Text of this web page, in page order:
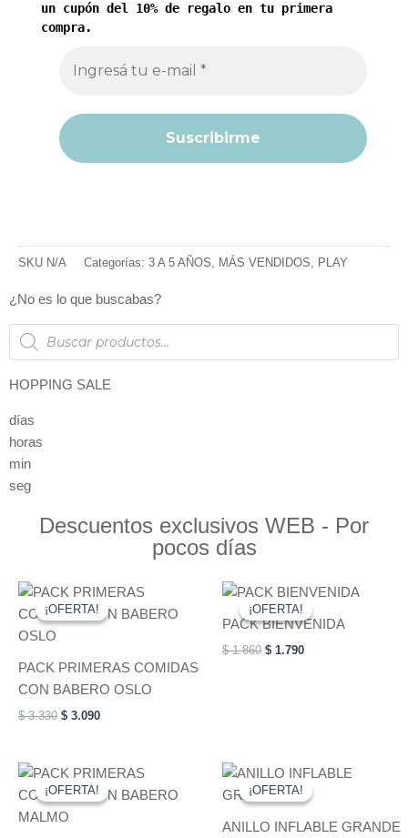
un cupón del 10% de regalo en tu primera
compra.
SKU N/A Categorías: 3 A 5 AÑOS, MÁS VENDIDOS, PLAY
¿No es lo que buscabas?
Products
search
HOPPING SALE
días
horas
min
seg
Descuentos exclusivos WEB - Por
pocos días
¡OFERTA!
¡OFERTA!
PACK PRIMERAS COMIDAS
CON BABERO OSLO
$3.330
Original
price
was:
$ 3.090
Current
is:
¡OFERTA!
¡OFERTA!
PACK BIENVENIDA
$1.860
Original
price
was:
$ 1.790
Current
is:
¡OFERTA!
¡OFERTA!
Original
price
was:
$ 2.570.
Current
is:
¡OFERTA!
¡OFERTA!
ANILLO INFLABLE GRANDE
Original
price
was:
Current
price
is:
This
product